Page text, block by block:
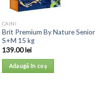
CAINI
Brit Premium By Nature Senior
S+M 15 kg
139.00lei
Adaugă în coș